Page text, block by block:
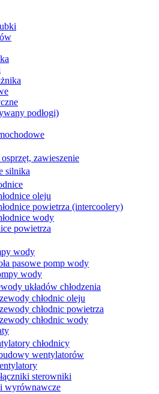
podłogi)
zawieszenie
silnika
oleju
powietrza (intercoolery)
wody
powietrza
wody
pasowe pomp wody
wody
układów chłodzenia
chłodnic oleju
chłodnic powietrza
chłodnic wody
chłodnicy
wentylatorów
sterowniki
wyrównawcze